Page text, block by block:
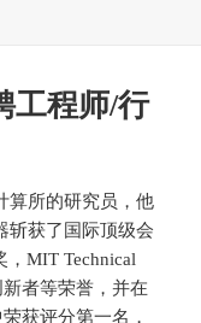
标
工程师/行
算所的研究员，他
斩获了国际顶级会
，MIT Technical
者等荣誉，并在
获评分第一名，